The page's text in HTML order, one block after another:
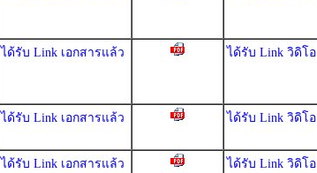
ได้รับ Link เอกสารแล้ว ได้รับ Link วิดิโอ
ได้รับ Link เอกสารแล้ว ได้รับ Link วิดิโอ
ได้รับ Link เอกสารแล้ว ได้รับ Link วิดิโอ